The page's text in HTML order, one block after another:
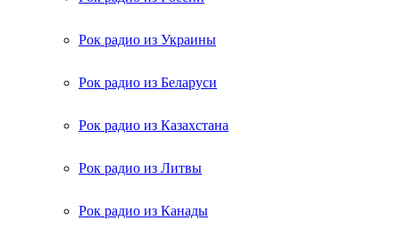
Рок радио из Украины
Рок радио из Беларуси
Рок радио из Казахстана
Рок радио из Литвы
Рок радио из Канады